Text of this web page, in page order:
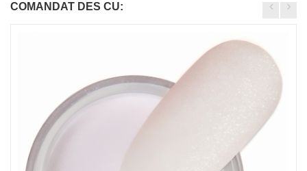
COMANDAT DES CU: